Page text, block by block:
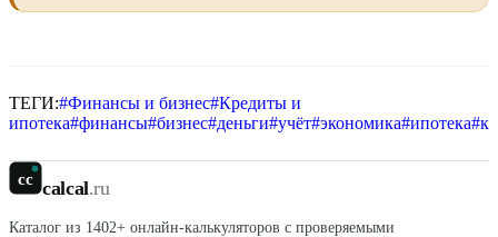
ТЕГИ:#Финансы и бизнес#Кредиты и
ипотека#финансы#бизнес#деньги#учёт#экономика#ипотека#
cc calcal.ru
Каталог из 1402+ онлайн-калькуляторов с проверяемыми